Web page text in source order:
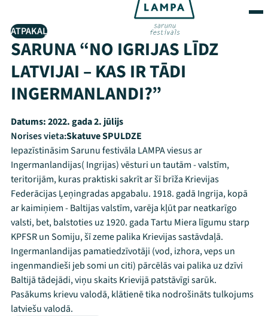
ATPAKAĻ
SARUNA “NO IGRIJAS LĪDZ
LATVIJAI – KAS IR TĀDI
INGERMANLANDI?”
Datums:2022. gada 2. jūlijs
Norises vieta:Skatuve SPULDZE
Iepazīstināsim Sarunu festivāla LAMPA viesus ar
Ingermanlandijas( Ingrijas) vēsturi un tautām - valstīm,
teritorijām, kuras praktiski sakrīt ar šī brīža Krievijas
Federācijas Ļeņingradas apgabalu. 1918. gadā Ingrija, kopā
ar kaimiņiem - Baltijas valstīm, varēja kļūt par neatkarīgo
valsti, bet, balstoties uz 1920. gada Tartu Miera līgumu starp
KPFSR un Somiju, šī zeme palika Krievijas sastāvdaļā.
Ingermanlandijas pamatiedzīvotāji (vod, izhora, veps un
ingenmandieši jeb somi un citi) pārcēlās vai palika uz dzīvi
Baltijā tādejādi, viņu skaits Krievijā patstāvīgi sarūk.
Pasākums krievu valodā, klātienē tika nodrošināts tulkojums
latviešu valodā.